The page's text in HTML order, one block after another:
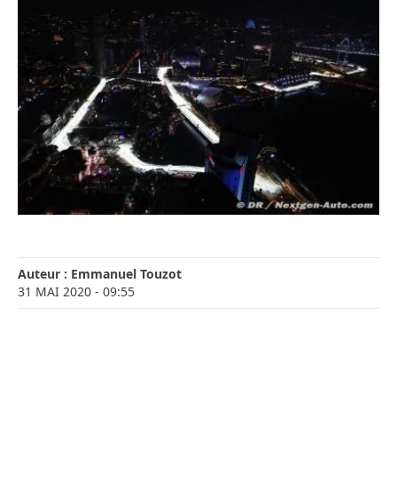
Auteur : Emmanuel Touzot
31 MAI 2020 - 09:55